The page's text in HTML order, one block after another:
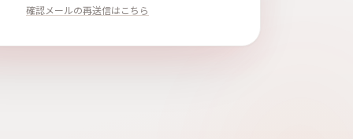
確認メールの再送信はこちら